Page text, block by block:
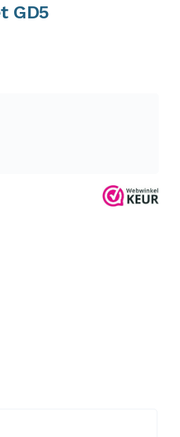
GD5